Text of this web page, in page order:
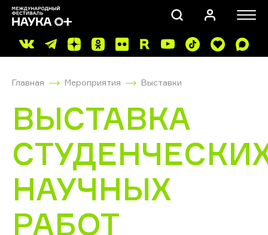
ПОИСК
Главная Мероприятия Выставки
ВЫСТАВКА
НАУЧНЫХ
РАБОТ